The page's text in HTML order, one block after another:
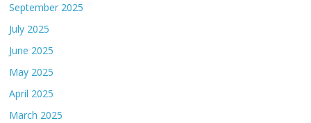
September 2025
July 2025
June 2025
May 2025
April 2025
March 2025